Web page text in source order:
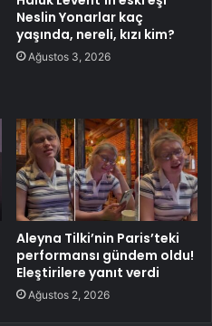
Neslin Yonarlar kaç
yaşında, nereli, kızı kim?
Ağustos 3, 2026
Aleyna Tilki’nin Paris’teki
performansı gündem oldu!
Eleştirilere yanıt verdi
Ağustos 2, 2026